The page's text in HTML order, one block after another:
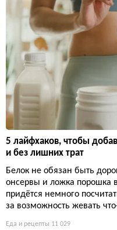
5 лайфхаков, чтобы
и без лишних трат
Белок не обязан быть
онсервы и ложка порошка
придётся немного
за возможность жевать
Еда и рецепты 11 029